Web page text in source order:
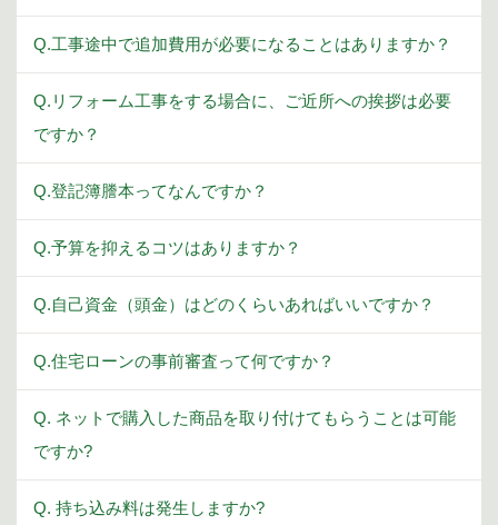
Q.工事途中で追加費用が必要になることはありますか？
Q.リフォーム工事をする場合に、ご近所への挨拶は必要
ですか？
Q.登記簿謄本ってなんですか？
Q.予算を抑えるコツはありますか？
Q.自己資金（頭金）はどのくらいあればいいですか？
Q.住宅ローンの事前審査って何ですか？
Q. ネットで購入した商品を取り付けてもらうことは可能
ですか?
Q. 持ち込み料は発生しますか?